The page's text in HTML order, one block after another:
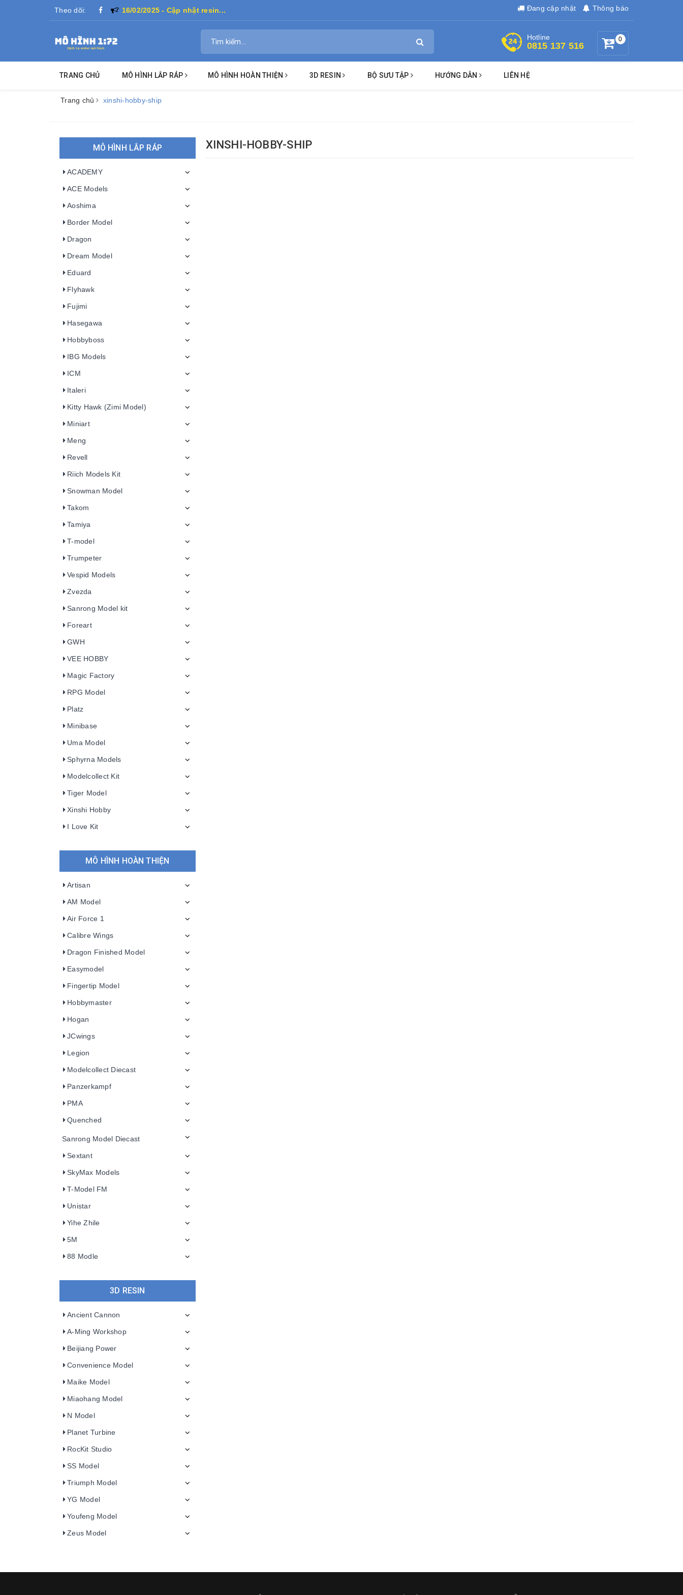
Theo dõi: ' 16/02/2025 - Cập nhật resin... Đang cập nhật Thông báo
0
Hotline
0815 137 516
TRANG CHỦ MÔ HÌNH LẮP RÁP MÔ HÌNH HOÀN THIỆN 3D RESIN BỘ SƯU TẬP HƯỚNG DẪN LIÊN HỆ
Trang chủ xinshi-hobby-ship
XINSHI-HOBBY-SHIP
MÔ HÌNH LẮP RÁP
ACADEMY
ACE Models
Aoshima
Border Model
Dragon
Dream Model
Eduard
Flyhawk
Fujimi
Hasegawa
Hobbyboss
IBG Models
ICM
Italeri
Kitty Hawk (Zimi Model)
Miniart
Meng
Revell
Riich Models Kit
Snowman Model
Takom
Tamiya
T-model
Trumpeter
Vespid Models
Zvezda
Sanrong Model kit
Foreart
GWH
VEE HOBBY
Magic Factory
RPG Model
Platz
Minibase
Uma Model
Sphyrna Models
Modelcollect Kit
Tiger Model
Xinshi Hobby
I Love Kit
MÔ HÌNH HOÀN THIỆN
Artisan
AM Model
Air Force 1
Calibre Wings
Dragon Finished Model
Easymodel
Fingertip Model
Hobbymaster
Hogan
JCwings
Legion
Modelcollect Diecast
Panzerkampf
PMA
Quenched
Sanrong Model Diecast
Sextant
SkyMax Models
T-Model FM
Unistar
Yihe Zhile
5M
88 Modle
3D RESIN
Ancient Cannon
A-Ming Workshop
Beijiang Power
Convenience Model
Maike Model
Miaohang Model
N Model
Planet Turbine
RocKit Studio
SS Model
Triumph Model
YG Model
Youfeng Model
Zeus Model